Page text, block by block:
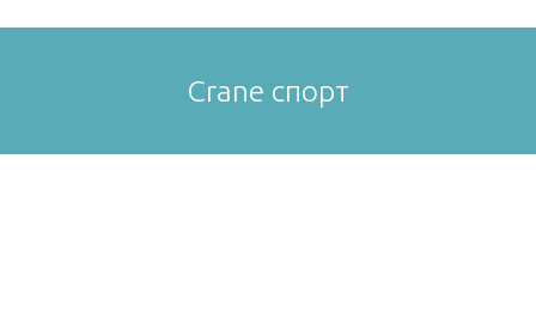
Crane спорт